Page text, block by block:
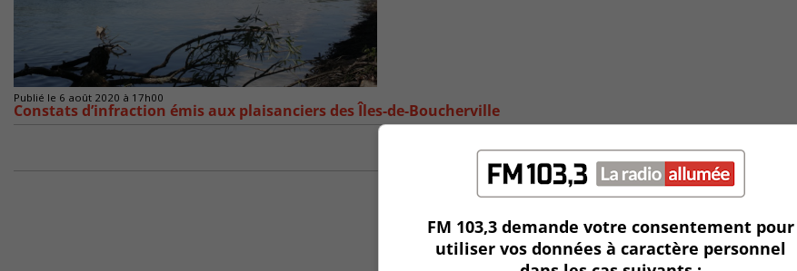
Publié le 6 août 2020 à 17h00
Constats d’infraction émis aux plaisanciers des Îles-de-Boucherville
FM 103,3 demande votre consentement pour
utiliser vos données à caractère personnel